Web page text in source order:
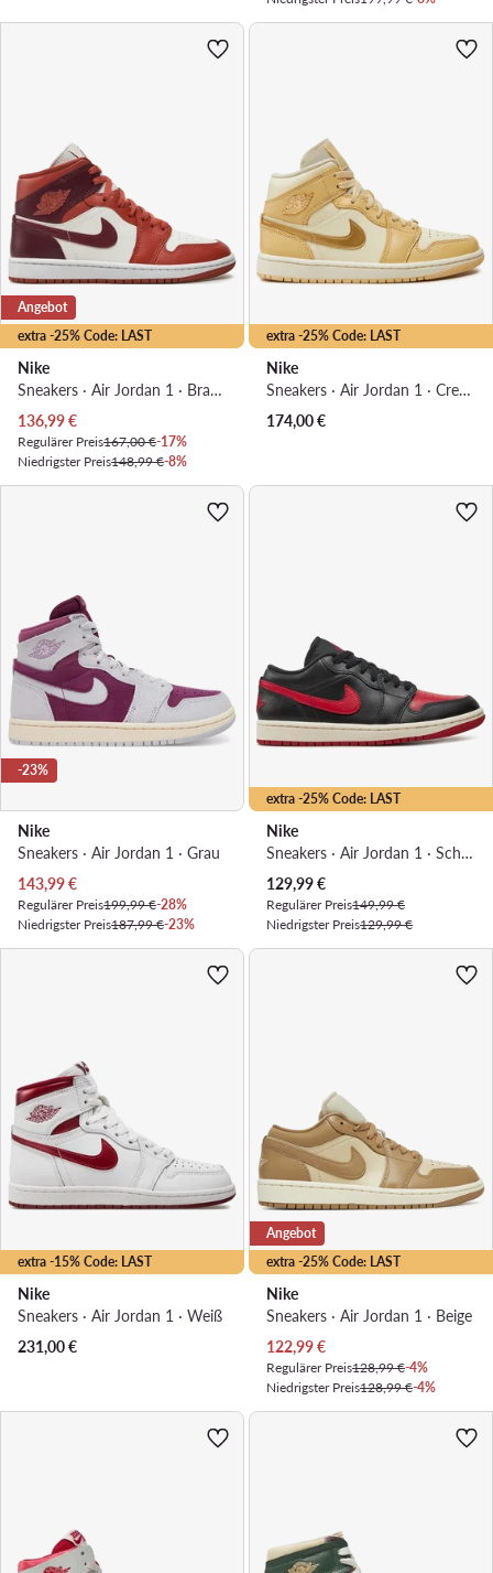
extra -25% Code: LAST
Angebot
Nike
Sneakers · Air Jordan 1 · Braun
Aktueller Preis
136,99€
Regulärer Preis167,00 €-17%
Niedrigster Preis148,99 €-8%
extra -25% Code: LAST
Nike
Sneakers · Air Jordan 1 · Creme
174,00€
-23%
Nike
Sneakers · Air Jordan 1 · Grau
Aktueller Preis
143,99€
Regulärer Preis199,99 €-28%
Niedrigster Preis187,99 €-23%
extra -25% Code: LAST
Nike
Sneakers · Air Jordan 1 · Schwarz
Aktueller Preis
129,99€
Regulärer Preis149,99 €
Niedrigster Preis129,99 €
extra -15% Code: LAST
Nike
Sneakers · Air Jordan 1 · Weiß
231,00€
extra -25% Code: LAST
Angebot
Nike
Sneakers · Air Jordan 1 · Beige
Aktueller Preis
122,99€
Regulärer Preis128,99 €-4%
Niedrigster Preis128,99 €-4%